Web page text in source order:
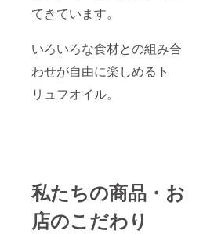
てきています。
いろいろな食材との組み合
わせが自由に楽しめるト
リュフオイル。
私たちの商品・お
店のこだわり